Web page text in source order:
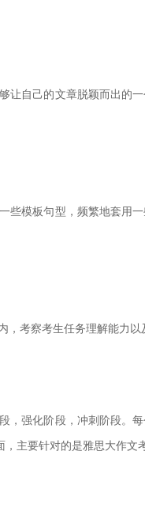
让自己的文章脱颖而出的
些模板句型，频繁地套用
考察考生任务理解能力以
，强化阶段，冲刺阶段。
，主要针对的是雅思大作文